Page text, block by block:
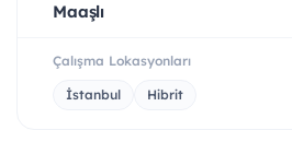
Maaşlı
Çalışma Lokasyonları
İstanbul Hibrit